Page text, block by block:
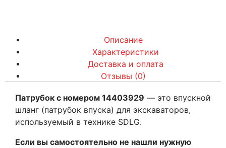
Описание
Характеристики
Доставка и оплата
Отзывы (0)
Патрубок с номером 14403929 — это впускной
шланг (патрубок впуска) для экскаваторов,
используемый в технике SDLG.
Если вы самостоятельно не нашли нужную